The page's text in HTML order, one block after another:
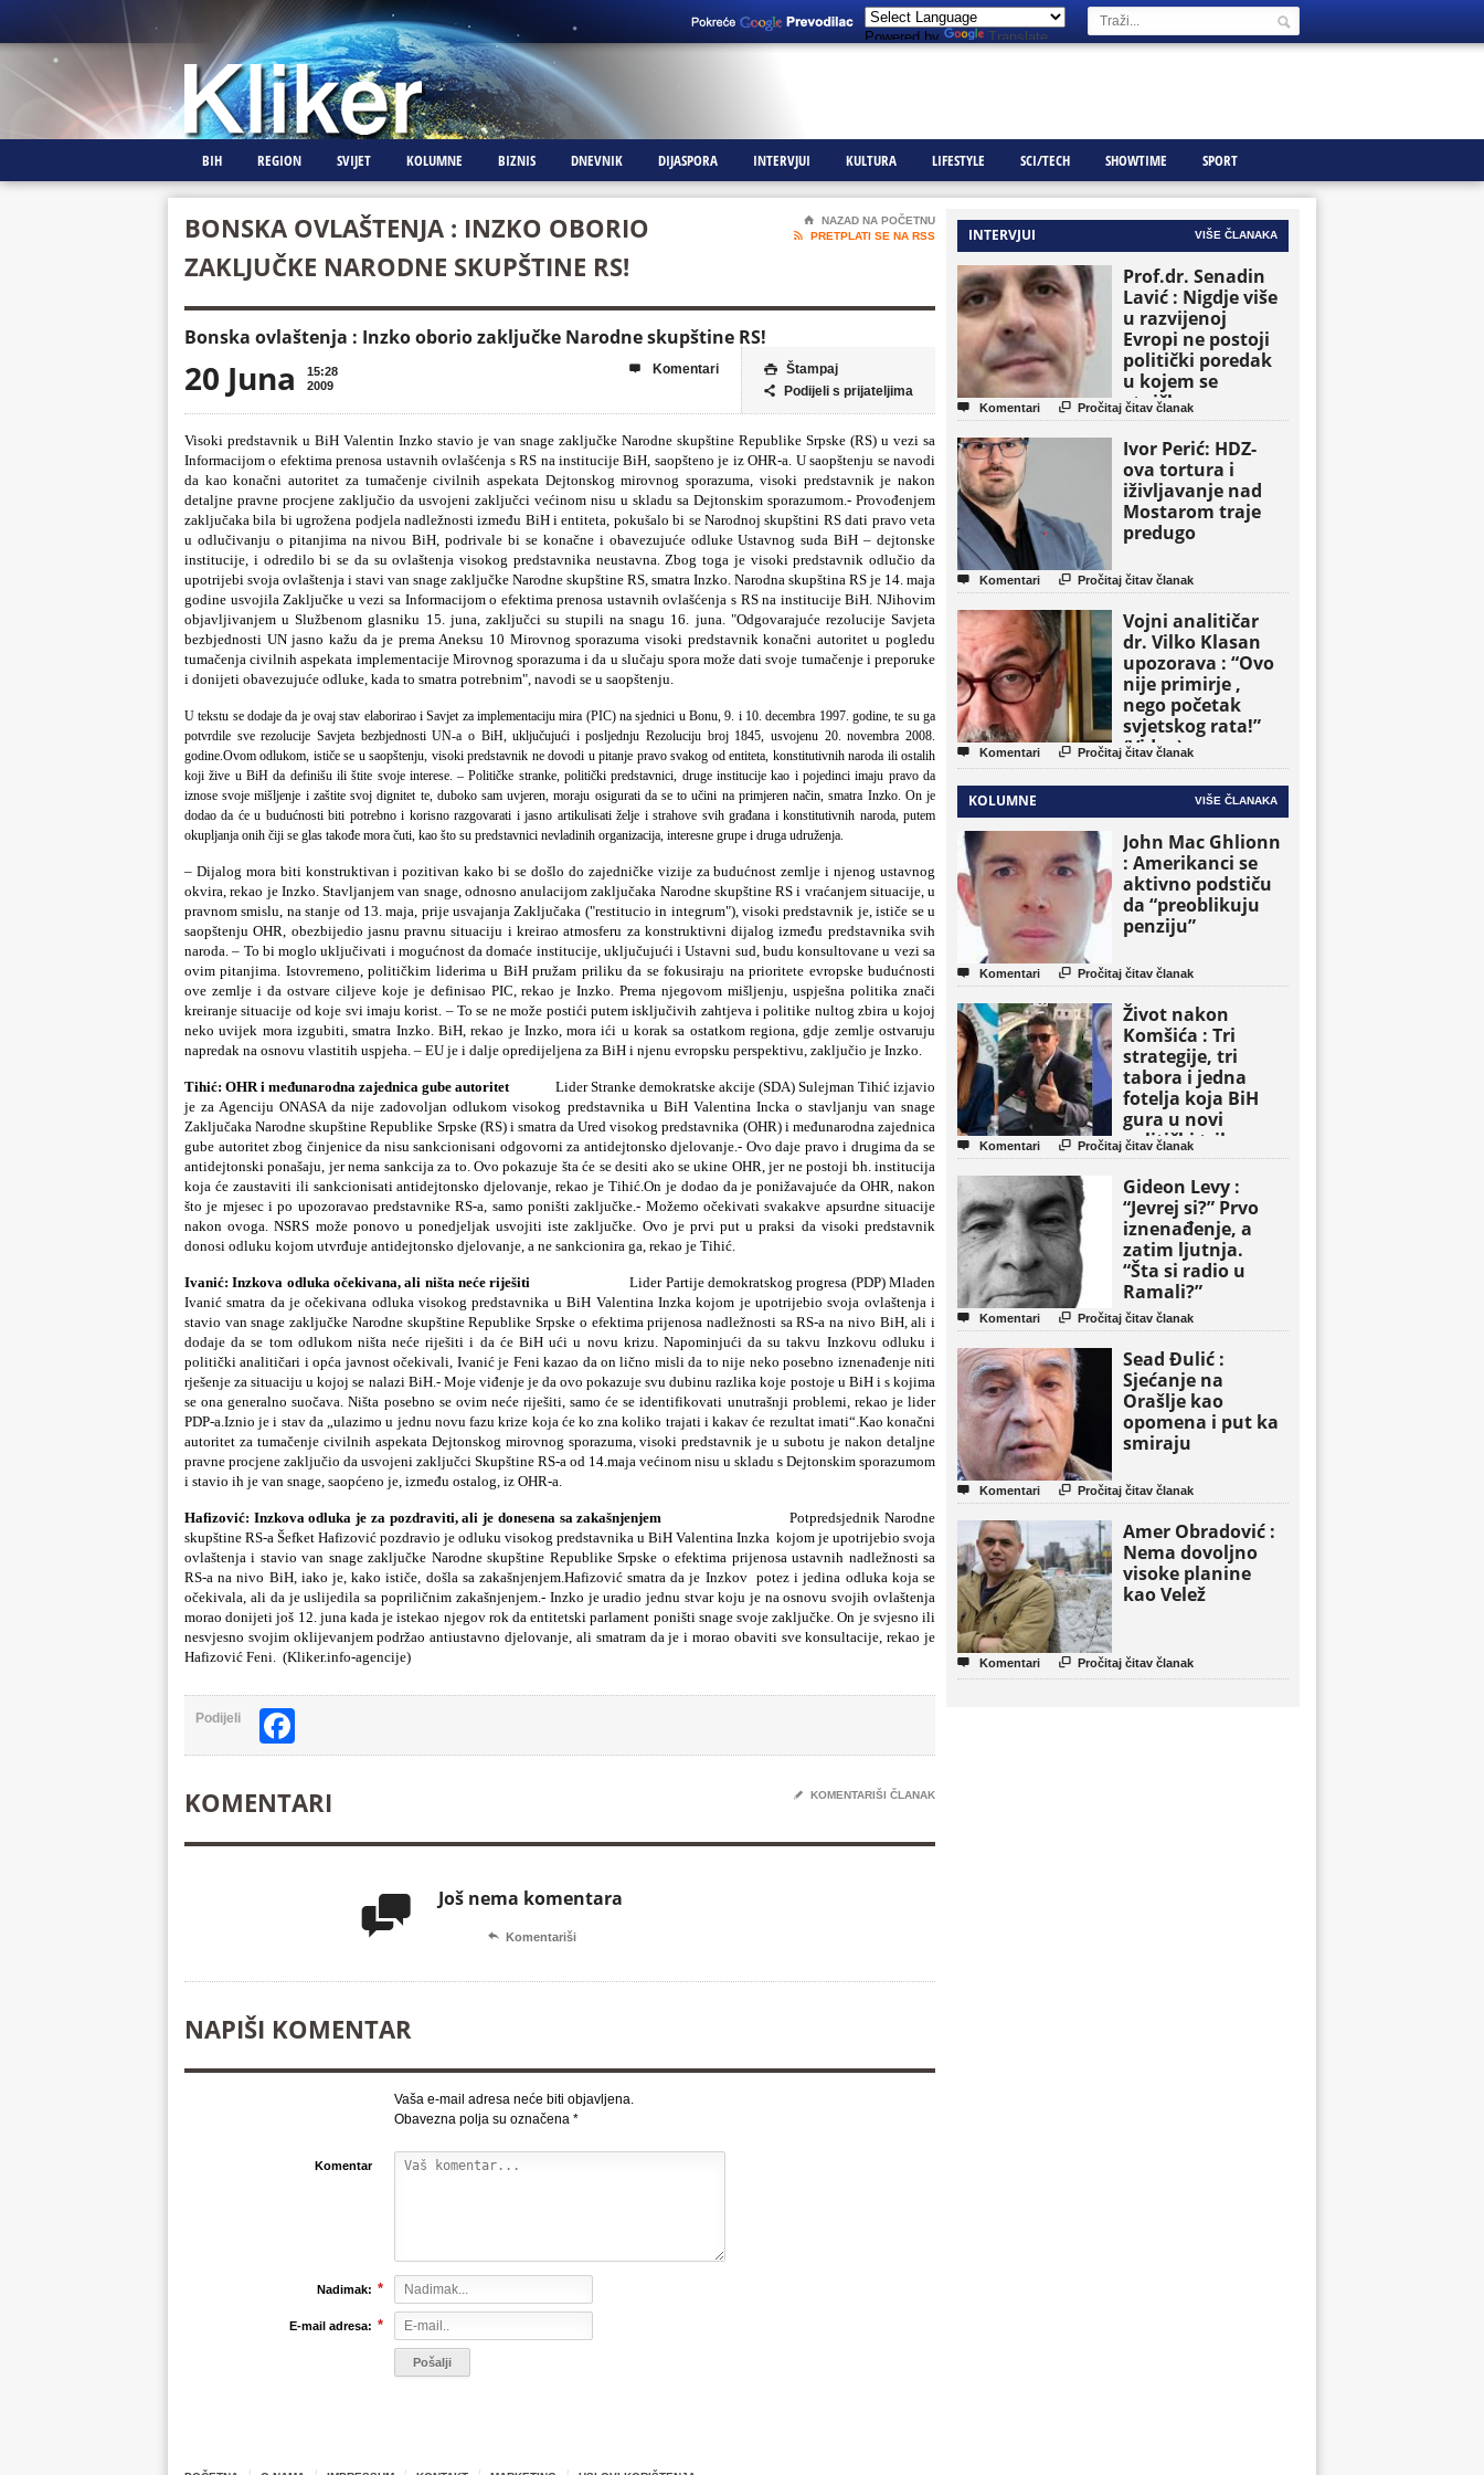
Powered by Translate
BIH REGION SVIJET KOLUMNE BIZNIS DNEVNIK DIJASPORA INTERVJUI KULTURA LIFESTYLE SCI/TECH SHOWTIME SPORT
BONSKA OVLAŠTENJA : INZKO OBORIO
ZAKLJUČKE NARODNE SKUPŠTINE RS!
⌂
NAZAD NA POČETNU

PRETPLATI SE NA RSS
Bonska ovlaštenja : Inzko oborio zaključke Narodne skupštine RS!
20 Juna
15:28
2009
 Štampaj
 Podijeli s prijateljima
 Komentari
Visoki predstavnik u BiH Valentin Inzko stavio je van snage zaključke Narodne skupštine Republike Srpske (RS) u vezi sa
Informacijom o efektima prenosa ustavnih ovlašćenja s RS na institucije BiH, saopšteno je iz OHR-a. U saopštenju se navodi
da kao konačni autoritet za tumačenje civilnih aspekata Dejtonskog mirovnog sporazuma, visoki predstavnik je nakon
detaljne pravne procjene zaključio da usvojeni zaključci većinom nisu u skladu sa Dejtonskim sporazumom.- Provođenjem
zaključaka bila bi ugrožena podjela nadležnosti između BiH i entiteta, pokušalo bi se Narodnoj skupštini RS dati pravo veta
u odlučivanju o pitanjima na nivou BiH, podrivale bi se konačne i obavezujuće odluke Ustavnog suda BiH – dejtonske
institucije, i odredilo bi se da su ovlaštenja visokog predstavnika neustavna. Zbog toga je visoki predstavnik odlučio da
upotrijebi svoja ovlaštenja i stavi van snage zaključke Narodne skupštine RS, smatra Inzko. Narodna skupština RS je 14. maja
godine usvojila Zaključke u vezi sa Informacijom o efektima prenosa ustavnih ovlašćenja s RS na institucije BiH. NJihovim
objavljivanjem u Službenom glasniku 15. juna, zaključci su stupili na snagu 16. juna. "Odgovarajuće rezolucije Savjeta
bezbjednosti UN jasno kažu da je prema Aneksu 10 Mirovnog sporazuma visoki predstavnik konačni autoritet u pogledu
tumačenja civilnih aspekata implementacije Mirovnog sporazuma i da u slučaju spora može dati svoje tumačenje i preporuke
i donijeti obavezujuće odluke, kada to smatra potrebnim", navodi se u saopštenju.
U tekstu se dodaje da je ovaj stav elaborirao i Savjet za implementaciju mira (PIC) na sjednici u Bonu, 9. i 10. decembra 1997. godine, te su ga
potvrdile sve rezolucije Savjeta bezbjednosti UN-a o BiH, uključujući i posljednju Rezoluciju broj 1845, usvojenu 20. novembra 2008.
godine.Ovom odlukom, ističe se u saopštenju, visoki predstavnik ne dovodi u pitanje pravo svakog od entiteta, konstitutivnih naroda ili ostalih
koji žive u BiH da definišu ili štite svoje interese. – Političke stranke, politički predstavnici, druge institucije kao i pojedinci imaju pravo da
iznose svoje mišljenje i zaštite svoj dignitet te, duboko sam uvjeren, moraju osigurati da se to učini na primjeren način, smatra Inzko. On je
dodao da će u budućnosti biti potrebno i korisno razgovarati i jasno artikulisati želje i strahove svih građana i konstitutivnih naroda, putem
okupljanja onih čiji se glas takođe mora čuti, kao što su predstavnici nevladinih organizacija, interesne grupe i druga udruženja.
– Dijalog mora biti konstruktivan i pozitivan kako bi se došlo do zajedničke vizije za budućnost zemlje i njenog ustavnog
okvira, rekao je Inzko. Stavljanjem van snage, odnosno anulacijom zaključaka Narodne skupštine RS i vraćanjem situacije, u
pravnom smislu, na stanje od 13. maja, prije usvajanja Zaključaka ("restitucio in integrum"), visoki predstavnik je, ističe se u
saopštenju OHR, obezbijedio jasnu pravnu situaciju i kreirao atmosferu za konstruktivni dijalog između predstavnika svih
naroda. – To bi moglo uključivati i mogućnost da domaće institucije, uključujući i Ustavni sud, budu konsultovane u vezi sa
ovim pitanjima. Istovremeno, političkim liderima u BiH pružam priliku da se fokusiraju na prioritete evropske budućnosti
ove zemlje i da ostvare ciljeve koje je definisao PIC, rekao je Inzko. Prema njegovom mišljenju, uspješna politika znači
kreiranje situacije od koje svi imaju korist. – To se ne može postići putem isključivih zahtjeva i politike nultog zbira u kojoj
neko uvijek mora izgubiti, smatra Inzko. BiH, rekao je Inzko, mora ići u korak sa ostatkom regiona, gdje zemlje ostvaruju
napredak na osnovu vlastitih uspjeha. – EU je i dalje opredijeljena za BiH i njenu evropsku perspektivu, zaključio je Inzko.
Tihić: OHR i međunarodna zajednica gube autoritet Lider Stranke demokratske akcije (SDA) Sulejman Tihić izjavio
je za Agenciju ONASA da nije zadovoljan odlukom visokog predstavnika u BiH Valentina Incka o stavljanju van snage
Zaključaka Narodne skupštine Republike Srpske (RS) i smatra da Ured visokog predstavnika (OHR) i međunarodna zajednica
gube autoritet zbog činjenice da nisu sankcionisani odgovorni za antidejtonsko djelovanje.- Ovo daje pravo i drugima da se
antidejtonski ponašaju, jer nema sankcija za to. Ovo pokazuje šta će se desiti ako se ukine OHR, jer ne postoji bh. institucija
koja će zaustaviti ili sankcionisati antidejtonsko djelovanje, rekao je Tihić.On je dodao da je ponižavajuće da OHR, nakon
što je mjesec i po upozoravao predstavnike RS-a, samo poništi zaključke.- Možemo očekivati svakakve apsurdne situacije
nakon ovoga. NSRS može ponovo u ponedjeljak usvojiti iste zaključke. Ovo je prvi put u praksi da visoki predstavnik
donosi odluku kojom utvrđuje antidejtonsko djelovanje, a ne sankcionira ga, rekao je Tihić.
Ivanić: Inzkova odluka očekivana, ali ništa neće riješitiLider Partije demokratskog progresa (PDP) Mladen
Ivanić smatra da je očekivana odluka visokog predstavnika u BiH Valentina Inzka kojom je upotrijebio svoja ovlaštenja i
stavio van snage zaključke Narodne skupštine Republike Srpske o efektima prijenosa nadležnosti sa RS-a na nivo BiH, ali i
dodaje da se tom odlukom ništa neće riješiti i da će BiH ući u novu krizu. Napominjući da su takvu Inzkovu odluku i
politički analitičari i opća javnost očekivali, Ivanić je Feni kazao da on lično misli da to nije neko posebno iznenađenje niti
rješenje za situaciju u kojoj se nalazi BiH.- Moje viđenje je da ovo pokazuje svu dubinu razlika koje postoje u BiH i s kojima
se ona generalno suočava. Ništa posebno se ovim neće riješiti, samo će se identifikovati unutrašnji problemi, rekao je lider
PDP-a.Iznio je i stav da „ulazimo u jednu novu fazu krize koja će ko zna koliko trajati i kakav će rezultat imati“.Kao konačni
autoritet za tumačenje civilnih aspekata Dejtonskog mirovnog sporazuma, visoki predstavnik je u subotu je nakon detaljne
pravne procjene zaključio da usvojeni zaključci Skupštine RS-a od 14.maja većinom nisu u skladu s Dejtonskim sporazumom
i stavio ih je van snage, saopćeno je, između ostalog, iz OHR-a.
Hafizović: Inzkova odluka je za pozdraviti, ali je donesena sa zakašnjenjem
Potpredsjednik Narodne
skupštine RS-a Šefket Hafizović pozdravio je odluku visokog predstavnika u BiH Valentina Inzka kojom je upotrijebio svoja
ovlaštenja i stavio van snage zaključke Narodne skupštine Republike Srpske o efektima prijenosa ustavnih nadležnosti sa
RS-a na nivo BiH, iako je, kako ističe, došla sa zakašnjenjem.Hafizović smatra da je Inzkov potez i jedina odluka koja se
očekivala, ali da je uslijedila sa popriličnim zakašnjenjem.- Inzko je uradio jednu stvar koju je na osnovu svojih ovlaštenja
morao donijeti još 12. juna kada je istekao njegov rok da entitetski parlament poništi snage svoje zaključke. On je svjesno ili
nesvjesno svojim oklijevanjem podržao antiustavno djelovanje, ali smatram da je i morao obaviti sve konsultacije, rekao je
Hafizović Feni. (Kliker.info-agencije)
Podijeli
KOMENTARI ✎ KOMENTARIŠI ČLANAK
 Još nema komentara
 Komentariši
NAPIŠI KOMENTAR
Vaša e-mail adresa neće biti objavljena.
Obavezna polja su označena *
Komentar
Nadimak: *
E-mail adresa: *
INTERVJUI VIŠE ČLANAKA
Prof.dr. Senadin
Lavić : Nigdje više
u razvijenoj
Evropi ne postoji
politički poredak
u kojem se
etničke grupe
pojavljuju kao
osnovne političke
jedinice
 Komentari  Pročitaj čitav članak
Ivor Perić: HDZ-
ova tortura i
iživljavanje nad
Mostarom traje
predugo
 Komentari  Pročitaj čitav članak
Vojni analitičar
dr. Vilko Klasan
upozorava : “Ovo
nije primirje ,
nego početak
svjetskog rata!”
(Video)
 Komentari  Pročitaj čitav članak
KOLUMNE VIŠE ČLANAKA
John Mac Ghlionn
: Amerikanci se
aktivno podstiču
da “preoblikuju
penziju”
 Komentari  Pročitaj čitav članak
Život nakon
Komšića : Tri
strategije, tri
tabora i jedna
fotelja koja BiH
gura u novi
politički triler
 Komentari  Pročitaj čitav članak
Gideon Levy :
“Jevrej si?” Prvo
iznenađenje, a
zatim ljutnja.
“Šta si radio u
Ramali?”
 Komentari  Pročitaj čitav članak
Sead Đulić :
Sjećanje na
Orašlje kao
opomena i put ka
smiraju
 Komentari  Pročitaj čitav članak
Amer Obradović :
Nema dovoljno
visoke planine
kao Velež
 Komentari  Pročitaj čitav članak